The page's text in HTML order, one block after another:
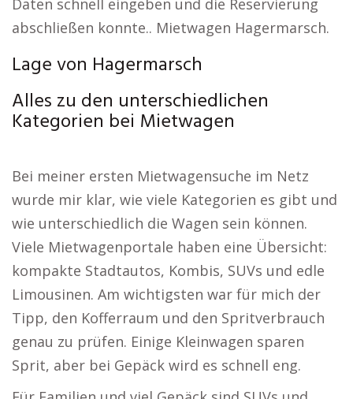
Daten schnell eingeben und die Reservierung
abschließen konnte.. Mietwagen Hagermarsch.
Lage von Hagermarsch
Alles zu den unterschiedlichen
Kategorien bei Mietwagen
Bei meiner ersten Mietwagensuche im Netz
wurde mir klar, wie viele Kategorien es gibt und
wie unterschiedlich die Wagen sein können.
Viele Mietwagenportale haben eine Übersicht:
kompakte Stadtautos, Kombis, SUVs und edle
Limousinen. Am wichtigsten war für mich der
Tipp, den Kofferraum und den Spritverbrauch
genau zu prüfen. Einige Kleinwagen sparen
Sprit, aber bei Gepäck wird es schnell eng.